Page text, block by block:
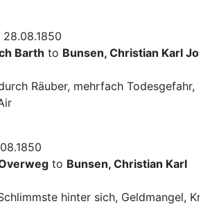
Barth to Bunsen, Christian Karl
Räuber, mehrfach Todesgefahr,
to Bunsen, Christian Karl
hinter sich, Geldmangel,